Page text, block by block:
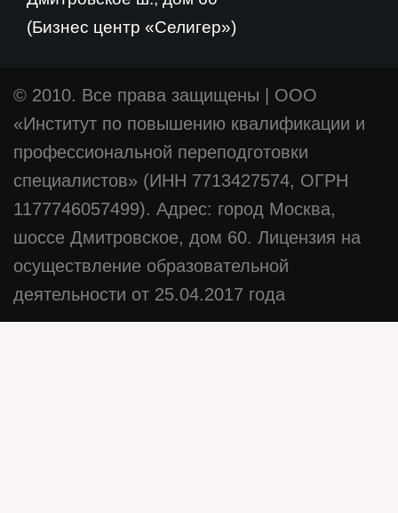
(Бизнес центр «Селигер»)
© 2010. Все права защищены
ООО
«Институт по повышению квалификации и
профессиональной переподготовки
специалистов» (ИНН 7713427574, ОГРН
1177746057499). Адрес: город Москва,
шоссе Дмитровское, дом 60. Лицензия на
осуществление образовательной
деятельности от 25.04.2017 года